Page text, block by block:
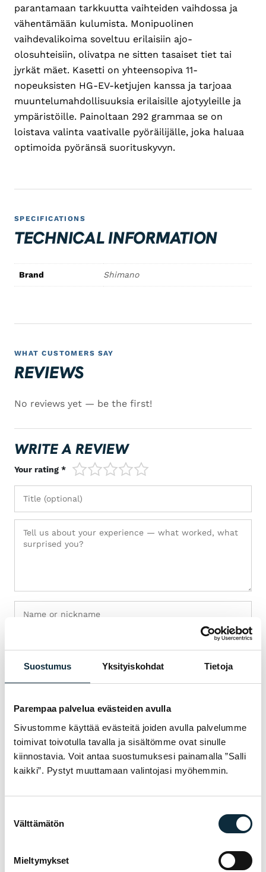
Suostumus Yksityiskohdat Tietoja
Parempaa palvelua evästeiden avulla
Sivustomme käyttää evästeitä joiden avulla palvelumme
toimivat toivotulla tavalla ja sisältömme ovat sinulle
kiinnostavia. Voit antaa suostumuksesi painamalla ”Salli
kaikki”. Pystyt muuttamaan valintojasi myöhemmin.
valinta
Välttämätön
Mieltymykset
parantamaan tarkkuutta vaihteiden vaihdossa ja
vähentämään kulumista. Monipuolinen
vaihdevalikoima soveltuu erilaisiin ajo-
olosuhteisiin, olivatpa ne sitten tasaiset tiet tai
jyrkät mäet. Kasetti on yhteensopiva 11-
nopeuksisten HG-EV-ketjujen kanssa ja tarjoaa
muuntelumahdollisuuksia erilaisille ajotyyleille ja
ympäristöille. Painoltaan 292 grammaa se on
loistava valinta vaativalle pyöräilijälle, joka haluaa
optimoida pyöränsä suorituskyvyn.
SPECIFICATIONS
TECHNICAL INFORMATION
Brand Shimano
WHAT CUSTOMERS SAY
REVIEWS
No reviews yet — be the first!
WRITE A REVIEW
Your rating * 1/5 2/53/54/5
+ Add photos (max 5)
I grant VM Sport the right to publish the photos I submit with
Reviews are checked before publication.
WARRANTY & SERVICE